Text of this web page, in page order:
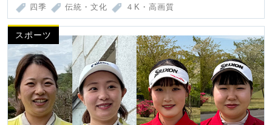
四季 伝統・文化 ４K・高画質
スポーツ